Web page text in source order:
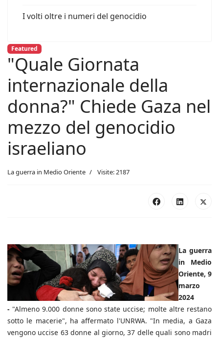
I volti oltre i numeri del genocidio
Featured
"Quale Giornata
internazionale della
donna?" Chiede Gaza nel
mezzo del genocidio
israeliano
La guerra in Medio Oriente Visite: 2187
La guerra
in Medio
Oriente, 9
marzo
2024
- "Almeno 9.000 donne sono state uccise; molte altre restano
sotto le macerie", ha affermato l'UNRWA. "In media, a Gaza
vengono uccise 63 donne al giorno, 37 delle quali sono madri